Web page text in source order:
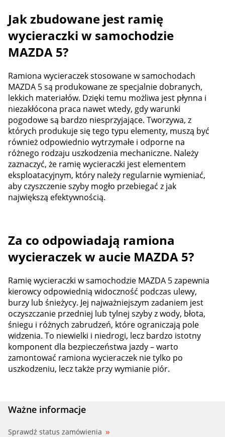
Jak zbudowane jest ramię
wycieraczki w samochodzie
MAZDA 5?
Ramiona wycieraczek stosowane w samochodach
MAZDA 5 są produkowane ze specjalnie dobranych,
lekkich materiałów. Dzięki temu możliwa jest płynna i
niezakłócona praca nawet wtedy, gdy warunki
pogodowe są bardzo niesprzyjające. Tworzywa, z
których produkuje się tego typu elementy, muszą być
również odpowiednio wytrzymałe i odporne na
różnego rodzaju uszkodzenia mechaniczne. Należy
zaznaczyć, że ramię wycieraczki jest elementem
eksploatacyjnym, który należy regularnie wymieniać,
aby czyszczenie szyby mogło przebiegać z jak
największą efektywnością.
Za co odpowiadają ramiona
wycieraczek w aucie MAZDA 5?
Ramię wycieraczki w samochodzie MAZDA 5 zapewnia
kierowcy odpowiednią widoczność podczas ulewy,
burzy lub śnieżycy. Jej najważniejszym zadaniem jest
oczyszczanie przedniej lub tylnej szyby z wody, błota,
śniegu i różnych zabrudzeń, które ograniczają pole
widzenia. To niewielki i niedrogi, lecz bardzo istotny
komponent dla bezpieczeństwa jazdy – warto
zamontować ramiona wycieraczek nie tylko po
uszkodzeniu, lecz także przy wymianie piór.
Ważne informacje
Sprawdź status zamówienia